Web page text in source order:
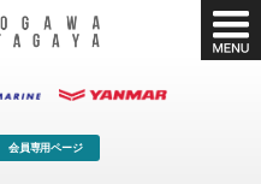
会員専用ページ